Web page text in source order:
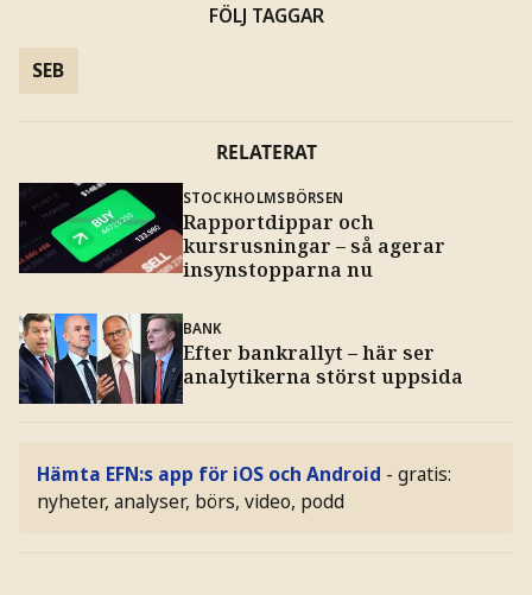
FÖLJ TAGGAR
SEB
RELATERAT
STOCKHOLMSBÖRSEN
Rapportdippar och
kursrusningar – så agerar
insynstopparna nu
BANK
Efter bankrallyt – här ser
analytikerna störst uppsida
Hämta EFN:s app för iOS och Android - gratis:
nyheter, analyser, börs, video, podd